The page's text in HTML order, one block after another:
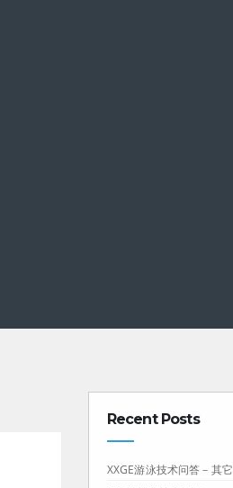
Recent Posts
XXGE游泳技术问答－其它